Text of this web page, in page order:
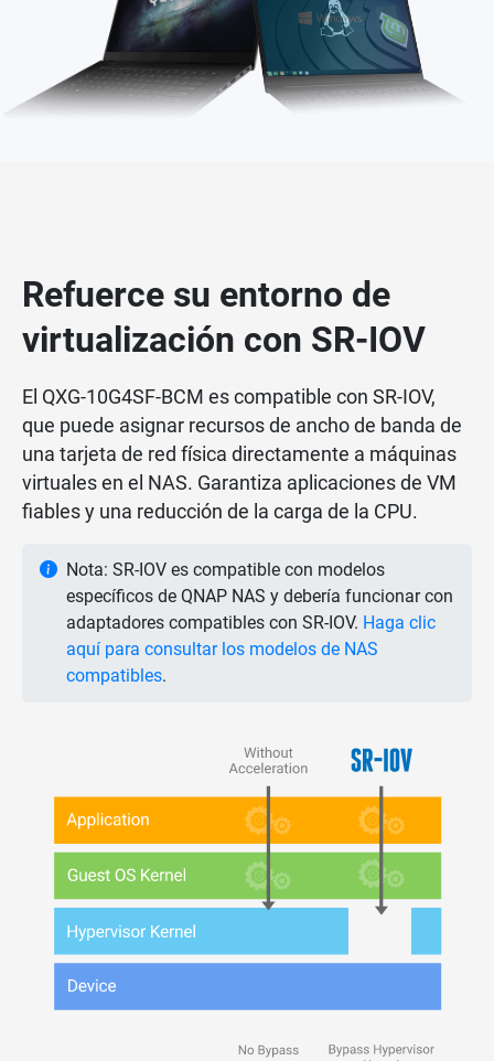
Refuerce su entorno de
virtualización con SR-IOV
El QXG-10G4SF-BCM es compatible con SR-IOV,
que puede asignar recursos de ancho de banda de
una tarjeta de red física directamente a máquinas
virtuales en el NAS. Garantiza aplicaciones de VM
fiables y una reducción de la carga de la CPU.
Nota: SR-IOV es compatible con modelos
específicos de QNAP NAS y debería funcionar con
adaptadores compatibles con SR-IOV. Haga clic
aquí para consultar los modelos de NAS
compatibles.